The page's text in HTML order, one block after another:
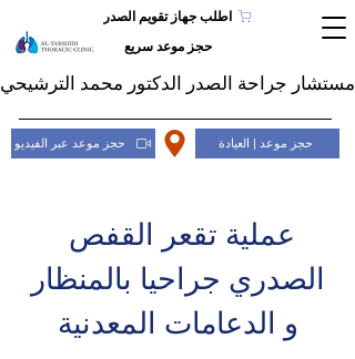
اطلب جهاز تقويم الصدر
مستشار جراحة الصدر الدكتور محمد الترشيحي
حجز موعد سريع
حجز موعد | العيادة حجز موعد عبر الفيديو
الصدري جراحيا بالمنظار
و الدعامات المعدنية